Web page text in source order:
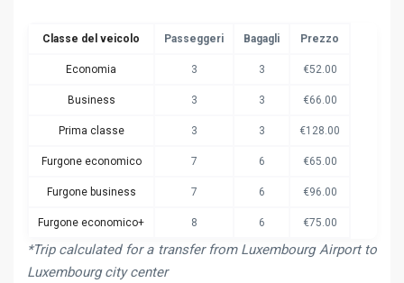
Classe del veicolo Passeggeri Bagagli Prezzo
Economia 3 3 €52.00
Business 3 3 €66.00
Prima classe 3 3 €128.00
Furgone economico 7 6 €65.00
Furgone business 7 6 €96.00
Furgone economico+ 8 6 €75.00
*Trip calculated for a transfer from Luxembourg Airport to
Luxembourg city center